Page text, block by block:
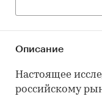
Описание
Настоящее
российскому